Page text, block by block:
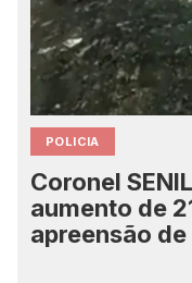
POLICIA
Coronel
aumento de
apreensão